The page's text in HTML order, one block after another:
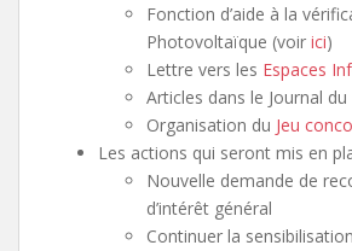
Fonction d’aide à la
Photovoltaïque (voir ici)
Lettre vers les Espaces
Articles dans le Journal
Organisation du Jeu
Les actions qui seront mis en
Nouvelle demande de
d’intérêt général
Continuer la